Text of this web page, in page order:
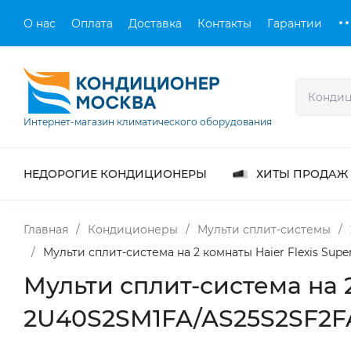
О нас Оплата Доставка Контакты Гарантии
Интернет-магазин климатического оборудования
НЕДОРОГИЕ КОНДИЦИОНЕРЫ ХИТЫ ПРОДАЖ
Главная / Кондиционеры / Мульти сплит-системы /
/
Мульти сплит-система на 2 комнаты Haier Flexis
Мульти сплит-система
2U40S2SM1FA/